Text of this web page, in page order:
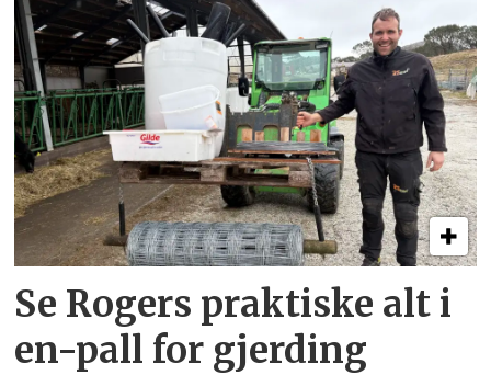
Se Rogers praktiske alt i
en-pall for gjerding